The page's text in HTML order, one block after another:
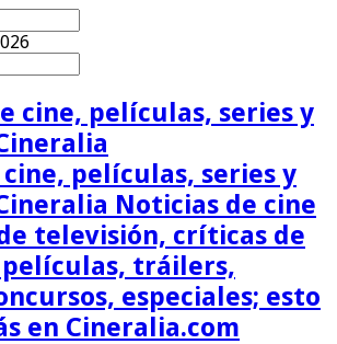
películas, series y
Noticias de cine
televisión, críticas de
películas, tráilers,
especiales; esto
en Cineralia.com